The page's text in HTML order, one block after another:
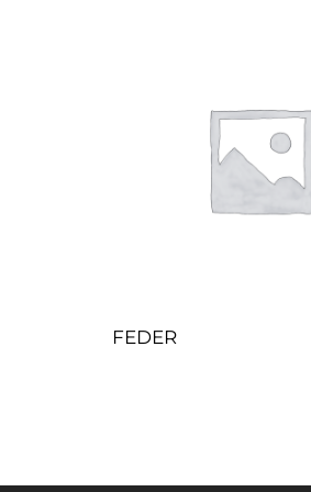
FEDER